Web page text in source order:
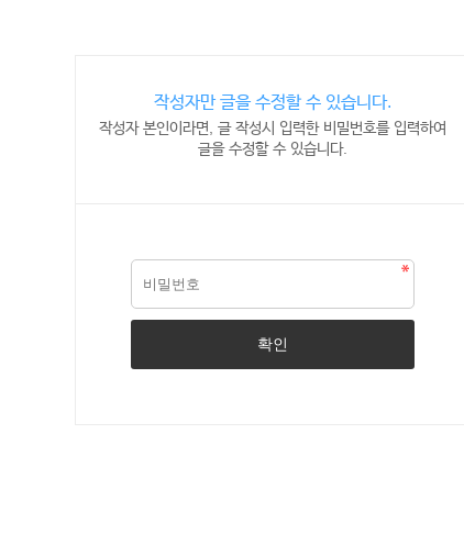
작성자만 글을 수정할 수 있습니다.
작성자 본인이라면, 글 작성시 입력한 비밀번호를 입력하여
글을 수정할 수 있습니다.